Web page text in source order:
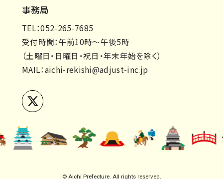
事務局
TEL：052-265-7685
受付時間：午前10時～午後5時
（土曜日・日曜日・祝日・年末年始を除く）
MAIL：aichi-rekishi@adjust-inc.jp
© Aichi Prefecture. All rights reserved.